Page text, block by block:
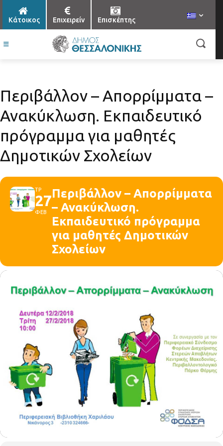
Κάτοικος Επιχειρείν Επισκέπτης
Περιβάλλον – Απορρίμματα –
Ανακύκλωση. Εκπαιδευτικό
πρόγραμμα για μαθητές
Δημοτικών Σχολείων
ΤΡ
27
ΦΕΒ
Περιβάλλον – Απορρίμματα
– Ανακύκλωση.
Εκπαιδευτικό πρόγραμμα
για μαθητές Δημοτικών
Σχολείων